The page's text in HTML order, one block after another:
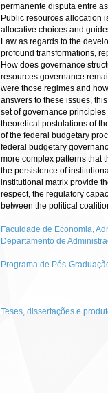
permanente disputa entre
Public resources allocation
allocative choices and
Law as regards to the
profound transformations,
How does governance
resources governance
were those regimes and
answers to these issues,
set of governance
theoretical postulations of
of the federal budgetary
federal budgetary
more complex patterns that
the persistence of
institutional matrix provide
respect, the regulatory
between the political
Faculdade de Economia,
Departamento de
Programa de Pós-
Teses, dissertações e